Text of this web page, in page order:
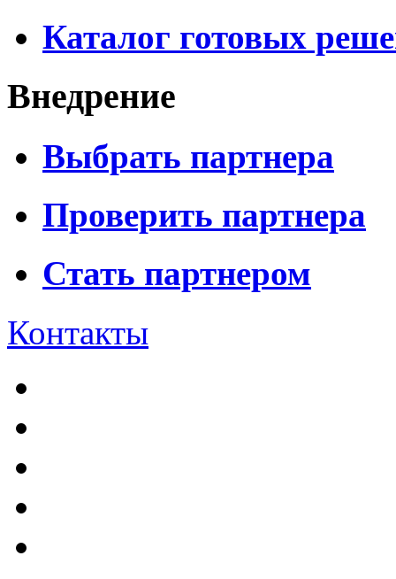
Каталог готовых
Внедрение
Выбрать партнера
Проверить партнера
Стать партнером
Контакты